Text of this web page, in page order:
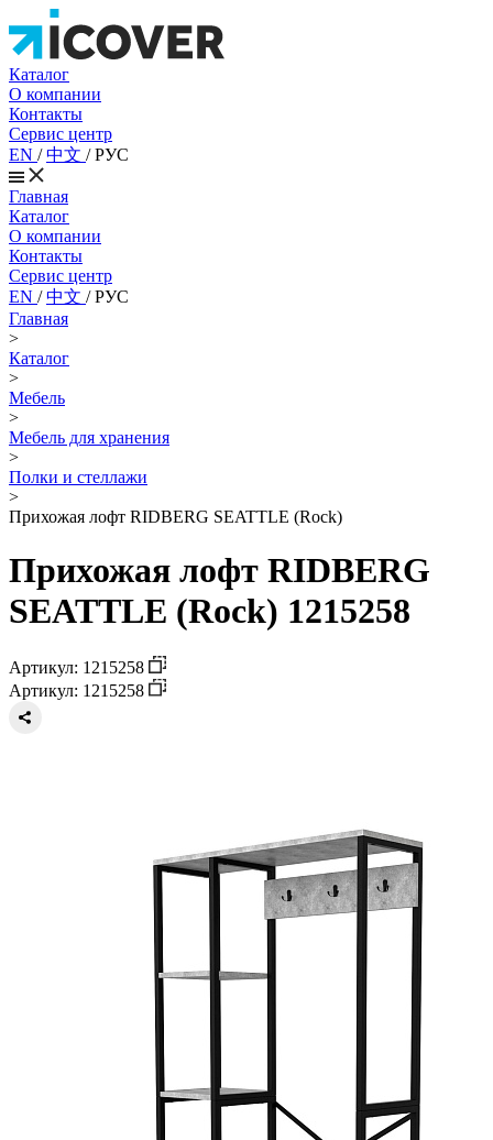
Каталог
О компании
Контакты
Сервис центр
EN /中文 /РУС
Главная
Каталог
О компании
Контакты
Сервис центр
EN /中文 /РУС
Главная
>
Каталог
>
Мебель
>
Мебель для хранения
>
Полки и стеллажи
>
Прихожая лофт RIDBERG SEATTLE (Rock)
Прихожая лофт RIDBERG
SEATTLE (Rock) 1215258
Артикул: 1215258
Артикул: 1215258